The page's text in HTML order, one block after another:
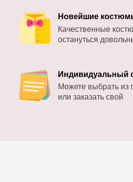
Новейшие
Качественные
остануться
Индивидуальный
Можете выбрать из
или заказать свой